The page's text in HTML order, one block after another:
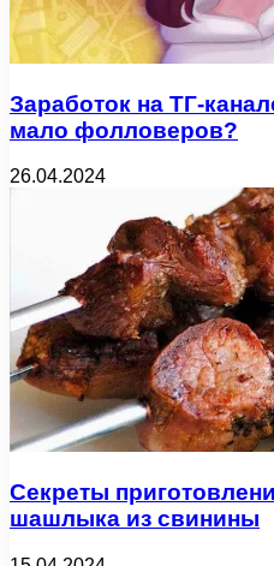
Заработок на ТГ-
мало фолловеров?
26.04.2024
Секреты
шашлыка из свинины